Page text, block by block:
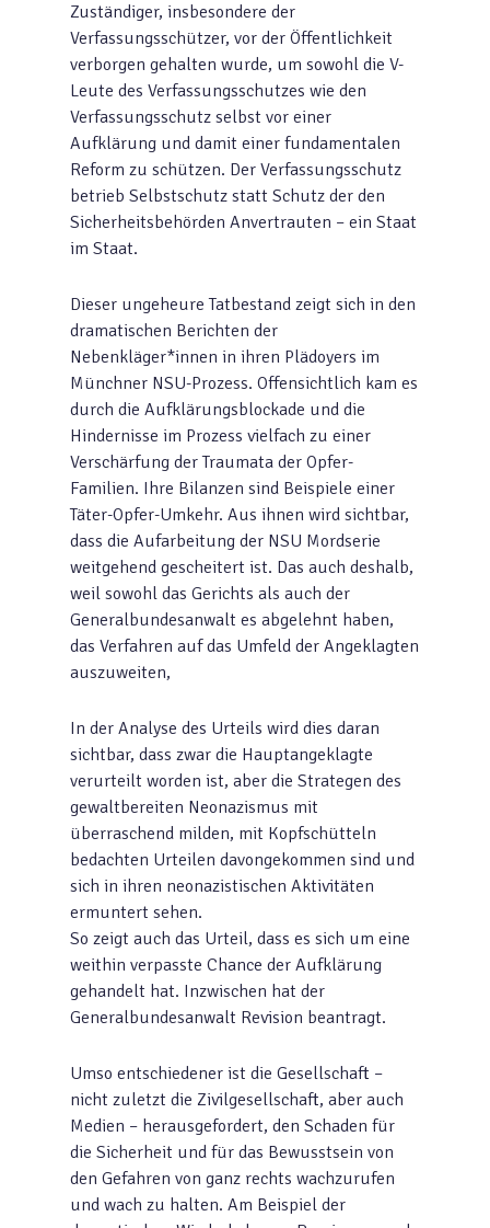
Zuständiger, insbesondere der
Verfassungsschützer, vor der Öffentlichkeit
verborgen gehalten wurde, um sowohl die V-
Leute des Verfassungsschutzes wie den
Verfassungsschutz selbst vor einer
Aufklärung und damit einer fundamentalen
Reform zu schützen. Der Verfassungsschutz
betrieb Selbstschutz statt Schutz der den
Sicherheitsbehörden Anvertrauten – ein Staat
im Staat.
Dieser ungeheure Tatbestand zeigt sich in den
dramatischen Berichten der
Nebenkläger*innen in ihren Plädoyers im
Münchner NSU-Prozess. Offensichtlich kam es
durch die Aufklärungsblockade und die
Hindernisse im Prozess vielfach zu einer
Verschärfung der Traumata der Opfer-
Familien. Ihre Bilanzen sind Beispiele einer
Täter-Opfer-Umkehr. Aus ihnen wird sichtbar,
dass die Aufarbeitung der NSU Mordserie
weitgehend gescheitert ist. Das auch deshalb,
weil sowohl das Gerichts als auch der
Generalbundesanwalt es abgelehnt haben,
das Verfahren auf das Umfeld der Angeklagten
auszuweiten,
In der Analyse des Urteils wird dies daran
sichtbar, dass zwar die Hauptangeklagte
verurteilt worden ist, aber die Strategen des
gewaltbereiten Neonazismus mit
überraschend milden, mit Kopfschütteln
bedachten Urteilen davongekommen sind und
sich in ihren neonazistischen Aktivitäten
ermuntert sehen.
So zeigt auch das Urteil, dass es sich um eine
weithin verpasste Chance der Aufklärung
gehandelt hat. Inzwischen hat der
Generalbundesanwalt Revision beantragt.
Umso entschiedener ist die Gesellschaft –
nicht zuletzt die Zivilgesellschaft, aber auch
Medien – herausgefordert, den Schaden für
die Sicherheit und für das Bewusstsein von
den Gefahren von ganz rechts wachzurufen
und wach zu halten. Am Beispiel der